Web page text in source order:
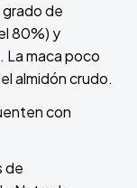
grado de
80%) y
La maca poco
almidón crudo.
con
de